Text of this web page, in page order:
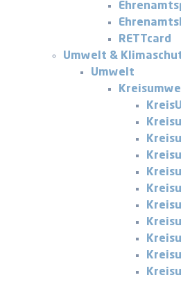
RETTcard
Umwelt &
Umwelt